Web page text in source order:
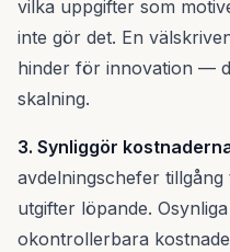
vilka uppgifter som
inte gör det. En
hinder för innovation —
skalning.
3. Synliggör
avdelningschefer
utgifter löpande.
okontrollerbara